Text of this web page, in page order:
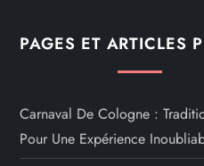
PAGES ET ARTICLES
Carnaval De Cologne :
Pour Une Expérience